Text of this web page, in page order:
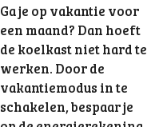
Ga je op vakantie voor
een maand? Dan hoeft
de koelkast niet hard te
werken. Door de
vakantiemodus in te
schakelen, bespaar je